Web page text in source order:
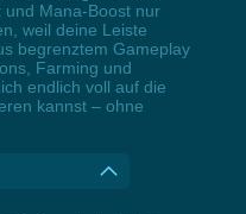
und Mana-Boost nur
weil deine Leiste
begrenztem Gameplay
Farming und
endlich voll auf die
kannst – ohne